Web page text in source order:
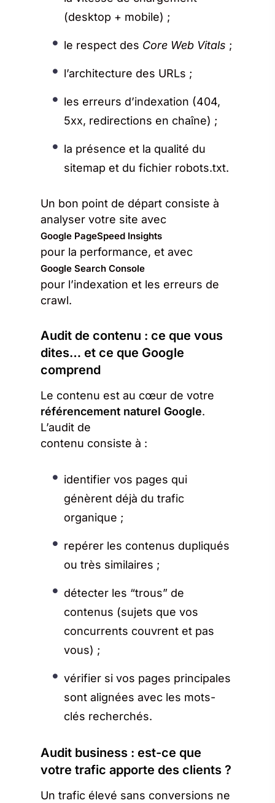
(desktop + mobile) ;
le respect des Core Web Vitals ;
l’architecture des URLs ;
les erreurs d’indexation (404,
5xx, redirections en chaîne) ;
la présence et la qualité du
sitemap et du fichier robots.txt.
Un bon point de départ consiste à
analyser votre site avec
Google PageSpeed Insights
pour la performance, et avec
Google Search Console
pour l’indexation et les erreurs de
crawl.
Audit de contenu : ce que vous
dites… et ce que Google
comprend
Le contenu est au cœur de votre
référencement naturel Google.
L’audit de
contenu consiste à :
identifier vos pages qui
génèrent déjà du trafic
organique ;
repérer les contenus dupliqués
ou très similaires ;
détecter les “trous” de
contenus (sujets que vos
concurrents couvrent et pas
vous) ;
vérifier si vos pages principales
sont alignées avec les mots-
clés recherchés.
Audit business : est-ce que
votre trafic apporte des clients ?
Un trafic élevé sans conversions ne